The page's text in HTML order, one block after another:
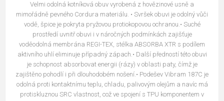
Velmi odolná kotníková obuv vyrobená z hovězinové usně a
mimořádně pevného Cordura materiálu. • Svršek obuvi je odolný vůči
vodě, špice je pokryta pryžovou protiokopovou ochranou.• Suché
prostředí uvnitř obuvi i v náročných podmínkách zajišťuje
voděodolná membrána REGI-TEX, stélka ABSORBA XTR s podílem
aktivního uhlí eliminuje případný zápach.• Další předností této obuvi
je schopnost absorbovat energii (rázy) v oblasti paty, čímž je
zajištěno pohodlí i při dlouhodobém nošení.• Podešev Vibram 187C je
odolná proti kontaktnímu teplu, chladu, palivovým olejům a navíc má
protiskluznou SRC vlastnost, což ve spojení s TPU komponentem v